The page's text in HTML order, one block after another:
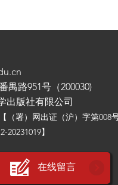
禺路951号（200030)
出版社有限公司
【（署）网出证（沪）字第008
20231019】
在线留言